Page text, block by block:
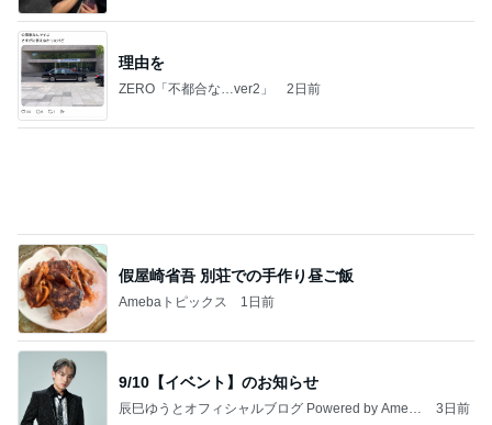
理由を
ZERO「不都合な…ver2」 2日前
假屋崎省吾 別荘での手作り昼ご飯
Amebaトピックス 1日前
9/10【イベント】のお知らせ
辰巳ゆうとオフィシャルブログ Powered by Ameb
3日前